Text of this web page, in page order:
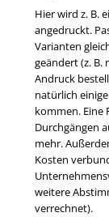
Hier wird z. B.
angedruckt.
Varianten
geändert (z. B.
Andruck
natürlich
kommen. Eine
Durchgängen
mehr.
Kosten
weitere
verrechnet).